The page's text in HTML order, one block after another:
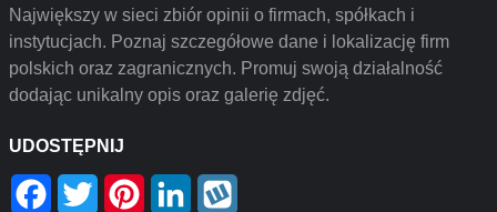
Największy w sieci zbiór opinii o firmach, spółkach i
instytucjach. Poznaj szczegółowe dane i lokalizację firm
polskich oraz zagranicznych. Promuj swoją działalność
dodając unikalny opis oraz galerię zdjęć.
UDOSTĘPNIJ
Facebook
Twitter PinterestLinkedIn